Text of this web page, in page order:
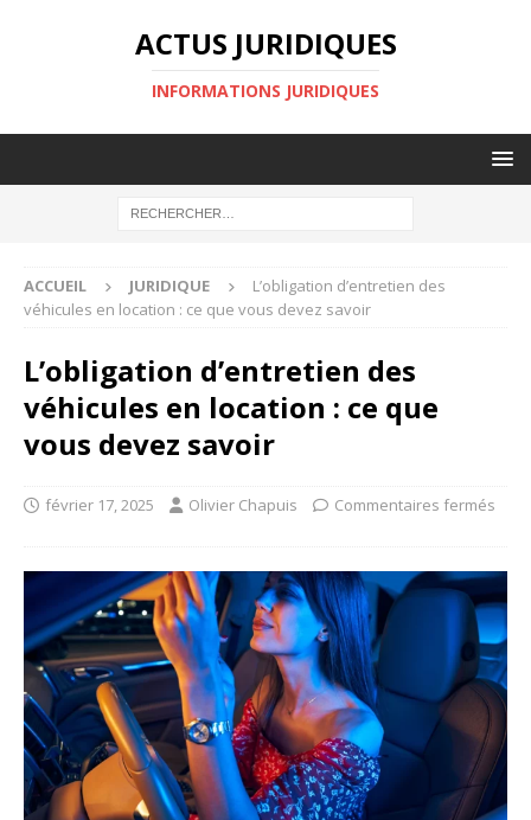
ACTUS JURIDIQUES
INFORMATIONS JURIDIQUES
ACCUEIL JURIDIQUE
L’obligation d’entretien des
véhicules en location : ce que vous devez savoir
L’obligation d’entretien des
véhicules en location : ce que
vous devez savoir
février 17, 2025 Olivier Chapuis Commentaires fermés